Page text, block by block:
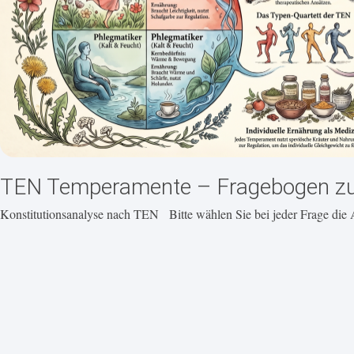
TEN Temperamente – Fragebogen
Konstitutionsanalyse nach TEN Bitte wählen Sie bei jeder Frage